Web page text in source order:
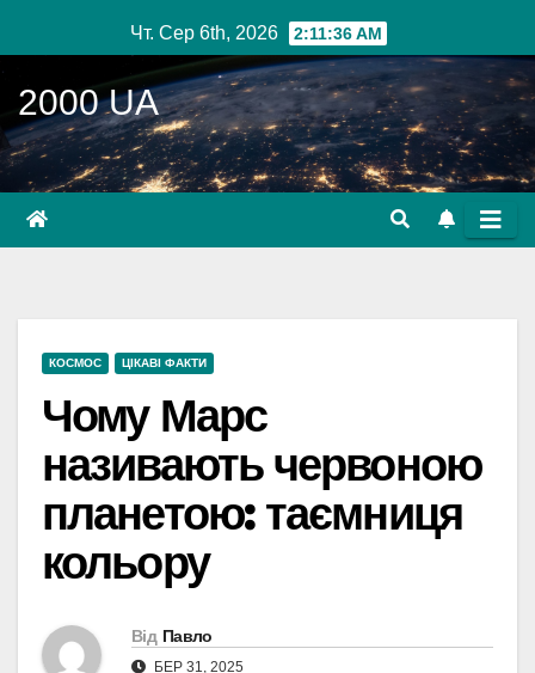
до
вмісту
Чт. Сер 6th, 2026 2:11:38 AM
2000 UA
КОСМОС ЦІКАВІ ФАКТИ
Чому Марс
називають червоною
планетою: таємниця
кольору
Від Павло
БЕР 31, 2025